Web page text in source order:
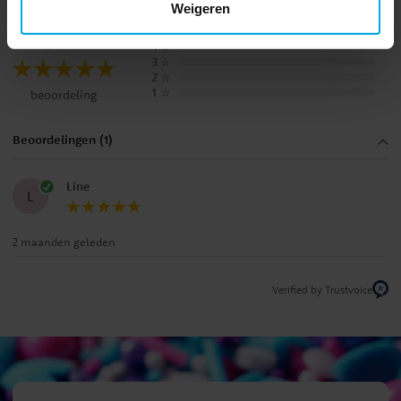
Weigeren
5.0
beoordeling
5 ☆
4☆
3
2
1
Beoordelingen (1)
L
Line
2 maanden geleden
Verified by Trustvoice